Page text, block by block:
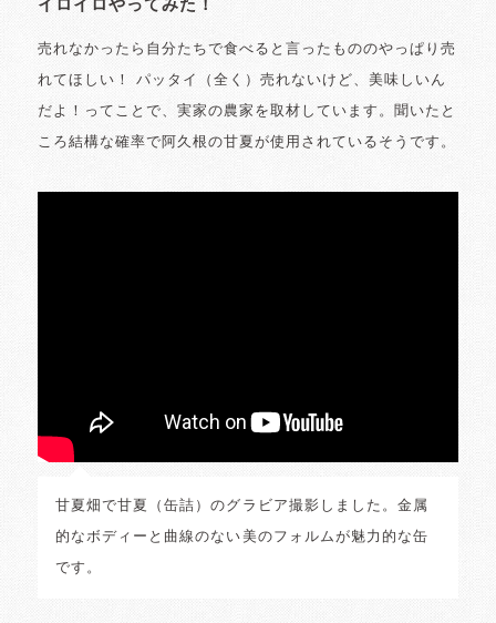
イロイロやってみた！
売れなかったら自分たちで食べると言ったもののやっぱり売
れてほしい！ パッタイ（全く）売れないけど、美味しいん
だよ！ってことで、実家の農家を取材しています。聞いたと
ころ結構な確率で阿久根の甘夏が使用されているそうです。
甘夏畑で甘夏（缶詰）のグラビア撮影しました。金属
的なボディーと曲線のない美のフォルムが魅力的な缶
です。